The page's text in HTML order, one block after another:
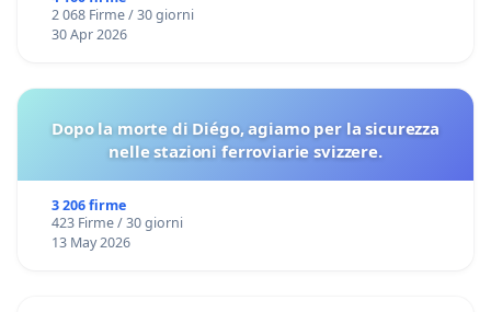
2 068 Firme / 30 giorni
30 Apr 2026
Dopo la morte di Diégo, agiamo per la sicurezza
nelle stazioni ferroviarie svizzere.
3 206 firme
423 Firme / 30 giorni
13 May 2026